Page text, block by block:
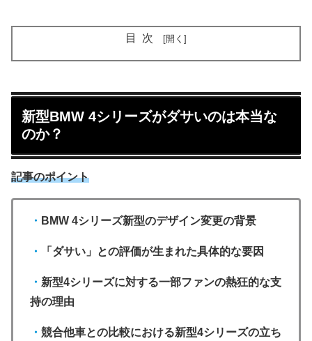
目次
新型BMW 4シリーズがダサいのは本当な
のか？
記事のポイント
・ BMW 4シリーズ新型のデザイン変更の背景
・ 「ダサい」との評価が生まれた具体的な要因
・ 新型4シリーズに対する一部ファンの熱狂的な支
持の理由
・ 競合他車との比較における新型4シリーズの立ち